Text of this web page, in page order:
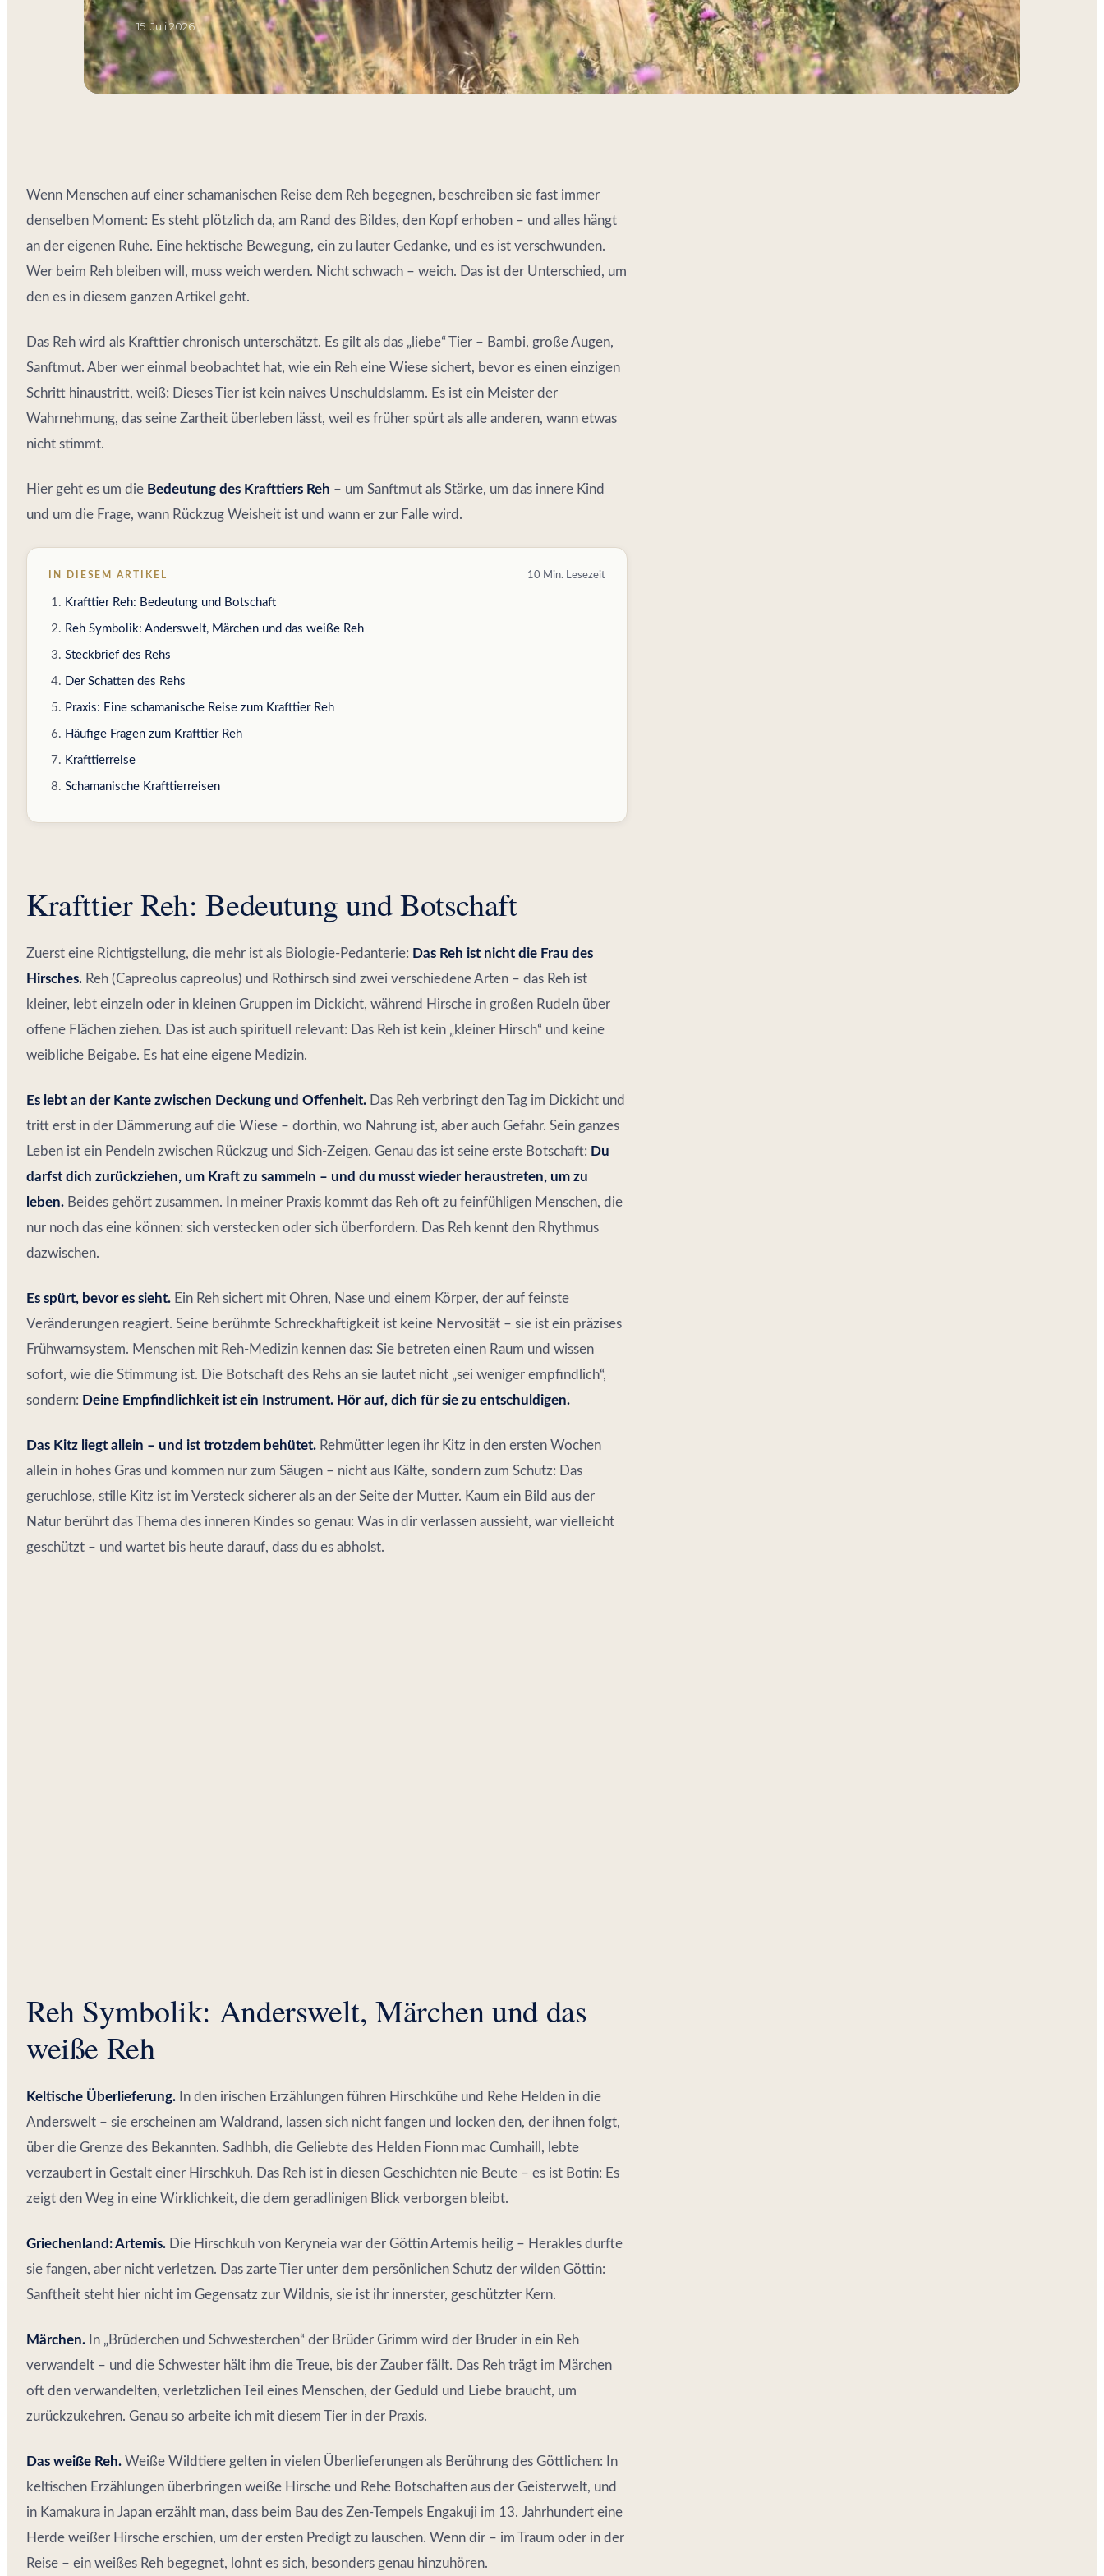
15. Juli 2026
Wenn Menschen auf einer schamanischen Reise dem Reh begegnen, beschreiben sie fast immer
denselben Moment: Es steht plötzlich da, am Rand des Bildes, den Kopf erhoben – und alles hängt
an der eigenen Ruhe. Eine hektische Bewegung, ein zu lauter Gedanke, und es ist verschwunden.
Wer beim Reh bleiben will, muss weich werden. Nicht schwach – weich. Das ist der Unterschied, um
den es in diesem ganzen Artikel geht.
Das Reh wird als Krafttier chronisch unterschätzt. Es gilt als das „liebe“ Tier – Bambi, große Augen,
Sanftmut. Aber wer einmal beobachtet hat, wie ein Reh eine Wiese sichert, bevor es einen einzigen
Schritt hinaustritt, weiß: Dieses Tier ist kein naives Unschuldslamm. Es ist ein Meister der
Wahrnehmung, das seine Zartheit überleben lässt, weil es früher spürt als alle anderen, wann etwas
nicht stimmt.
Hier geht es um die Bedeutung des Krafttiers Reh – um Sanftmut als Stärke, um das innere Kind
und um die Frage, wann Rückzug Weisheit ist und wann er zur Falle wird.
IN DIESEM ARTIKEL 10 Min. Lesezeit
Krafttier Reh: Bedeutung und Botschaft
Reh Symbolik: Anderswelt, Märchen und das weiße Reh
Steckbrief des Rehs
Der Schatten des Rehs
Praxis: Eine schamanische Reise zum Krafttier Reh
Häufige Fragen zum Krafttier Reh
Krafttierreise
Schamanische Krafttierreisen
Krafttier Reh: Bedeutung und Botschaft
Zuerst eine Richtigstellung, die mehr ist als Biologie-Pedanterie: Das Reh ist nicht die Frau des
Hirsches. Reh (Capreolus capreolus) und Rothirsch sind zwei verschiedene Arten – das Reh ist
kleiner, lebt einzeln oder in kleinen Gruppen im Dickicht, während Hirsche in großen Rudeln über
offene Flächen ziehen. Das ist auch spirituell relevant: Das Reh ist kein „kleiner Hirsch“ und keine
weibliche Beigabe. Es hat eine eigene Medizin.
Es lebt an der Kante zwischen Deckung und Offenheit. Das Reh verbringt den Tag im Dickicht und
tritt erst in der Dämmerung auf die Wiese – dorthin, wo Nahrung ist, aber auch Gefahr. Sein ganzes
Leben ist ein Pendeln zwischen Rückzug und Sich-Zeigen. Genau das ist seine erste Botschaft: Du
darfst dich zurückziehen, um Kraft zu sammeln – und du musst wieder heraustreten, um zu
leben. Beides gehört zusammen. In meiner Praxis kommt das Reh oft zu feinfühligen Menschen, die
nur noch das eine können: sich verstecken oder sich überfordern. Das Reh kennt den Rhythmus
dazwischen.
Es spürt, bevor es sieht. Ein Reh sichert mit Ohren, Nase und einem Körper, der auf feinste
Veränderungen reagiert. Seine berühmte Schreckhaftigkeit ist keine Nervosität – sie ist ein präzises
Frühwarnsystem. Menschen mit Reh-Medizin kennen das: Sie betreten einen Raum und wissen
sofort, wie die Stimmung ist. Die Botschaft des Rehs an sie lautet nicht „sei weniger empfindlich“,
sondern: Deine Empfindlichkeit ist ein Instrument. Hör auf, dich für sie zu entschuldigen.
Das Kitz liegt allein – und ist trotzdem behütet. Rehmütter legen ihr Kitz in den ersten Wochen
allein in hohes Gras und kommen nur zum Säugen – nicht aus Kälte, sondern zum Schutz: Das
geruchlose, stille Kitz ist im Versteck sicherer als an der Seite der Mutter. Kaum ein Bild aus der
Natur berührt das Thema des inneren Kindes so genau: Was in dir verlassen aussieht, war vielleicht
geschützt – und wartet bis heute darauf, dass du es abholst.
Reh Symbolik: Anderswelt, Märchen und das
weiße Reh
Keltische Überlieferung. In den irischen Erzählungen führen Hirschkühe und Rehe Helden in die
Anderswelt – sie erscheinen am Waldrand, lassen sich nicht fangen und locken den, der ihnen folgt,
über die Grenze des Bekannten. Sadhbh, die Geliebte des Helden Fionn mac Cumhaill, lebte
verzaubert in Gestalt einer Hirschkuh. Das Reh ist in diesen Geschichten nie Beute – es ist Botin: Es
zeigt den Weg in eine Wirklichkeit, die dem geradlinigen Blick verborgen bleibt.
Griechenland: Artemis. Die Hirschkuh von Keryneia war der Göttin Artemis heilig – Herakles durfte
sie fangen, aber nicht verletzen. Das zarte Tier unter dem persönlichen Schutz der wilden Göttin:
Sanftheit steht hier nicht im Gegensatz zur Wildnis, sie ist ihr innerster, geschützter Kern.
Märchen. In „Brüderchen und Schwesterchen“ der Brüder Grimm wird der Bruder in ein Reh
verwandelt – und die Schwester hält ihm die Treue, bis der Zauber fällt. Das Reh trägt im Märchen
oft den verwandelten, verletzlichen Teil eines Menschen, der Geduld und Liebe braucht, um
zurückzukehren. Genau so arbeite ich mit diesem Tier in der Praxis.
Das weiße Reh. Weiße Wildtiere gelten in vielen Überlieferungen als Berührung des Göttlichen: In
keltischen Erzählungen überbringen weiße Hirsche und Rehe Botschaften aus der Geisterwelt, und
in Kamakura in Japan erzählt man, dass beim Bau des Zen-Tempels Engakuji im 13. Jahrhundert eine
Herde weißer Hirsche erschien, um der ersten Predigt zu lauschen. Wenn dir – im Traum oder in der
Reise – ein weißes Reh begegnet, lohnt es sich, besonders genau hinzuhören.